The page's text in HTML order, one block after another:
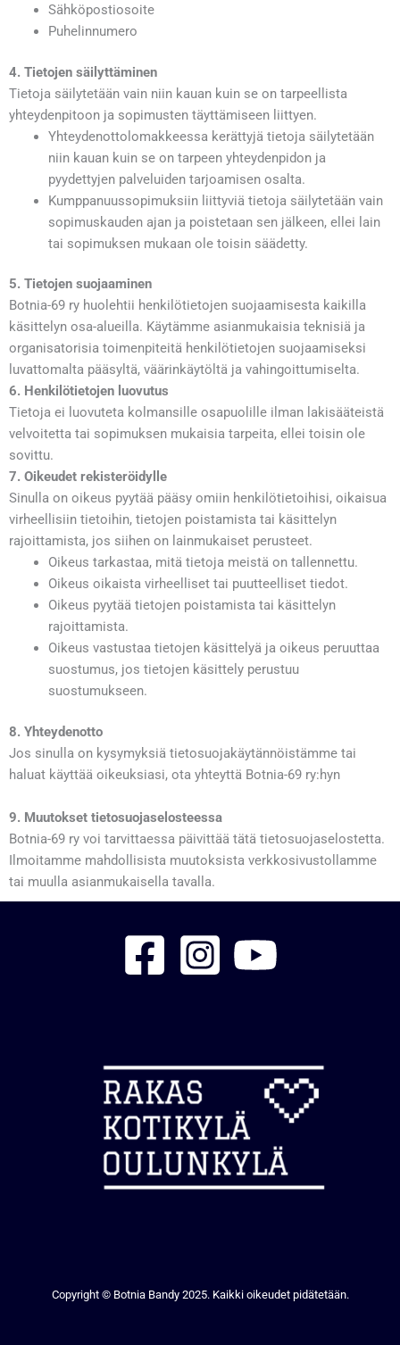
Sähköpostiosoite
Puhelinnumero
4. Tietojen säilyttäminen
Tietoja säilytetään vain niin kauan kuin se on tarpeellista
yhteydenpitoon ja sopimusten täyttämiseen liittyen.
Yhteydenottolomakkeessa kerättyjä tietoja säilytetään
niin kauan kuin se on tarpeen yhteydenpidon ja
pyydettyjen palveluiden tarjoamisen osalta.
Kumppanuussopimuksiin liittyviä tietoja säilytetään vain
sopimuskauden ajan ja poistetaan sen jälkeen, ellei lain
tai sopimuksen mukaan ole toisin säädetty.
5. Tietojen suojaaminen
Botnia-69 ry huolehtii henkilötietojen suojaamisesta kaikilla
käsittelyn osa-alueilla. Käytämme asianmukaisia teknisiä ja
organisatorisia toimenpiteitä henkilötietojen suojaamiseksi
luvattomalta pääsyltä, väärinkäytöltä ja vahingoittumiselta.
6. Henkilötietojen luovutus
Tietoja ei luovuteta kolmansille osapuolille ilman lakisääteistä
velvoitetta tai sopimuksen mukaisia tarpeita, ellei toisin ole
sovittu.
7. Oikeudet rekisteröidylle
Sinulla on oikeus pyytää pääsy omiin henkilötietoihisi, oikaisua
virheellisiin tietoihin, tietojen poistamista tai käsittelyn
rajoittamista, jos siihen on lainmukaiset perusteet.
Oikeus tarkastaa, mitä tietoja meistä on tallennettu.
Oikeus oikaista virheelliset tai puutteelliset tiedot.
Oikeus pyytää tietojen poistamista tai käsittelyn
rajoittamista.
Oikeus vastustaa tietojen käsittelyä ja oikeus peruuttaa
suostumus, jos tietojen käsittely perustuu
suostumukseen.
8. Yhteydenotto
Jos sinulla on kysymyksiä tietosuojakäytännöistämme tai
haluat käyttää oikeuksiasi, ota yhteyttä Botnia-69 ry:hyn
9. Muutokset tietosuojaselosteessa
Botnia-69 ry voi tarvittaessa päivittää tätä tietosuojaselostetta.
Ilmoitamme mahdollisista muutoksista verkkosivustollamme
tai muulla asianmukaisella tavalla.
Copyright © Botnia Bandy 2025. Kaikki oikeudet pidätetään.